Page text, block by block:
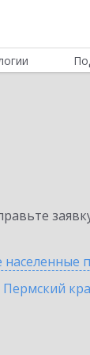
населенные
Пермский